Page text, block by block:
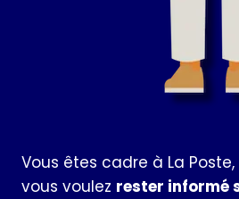
Vous êtes cadre à La Poste,
vous voulez rester informé